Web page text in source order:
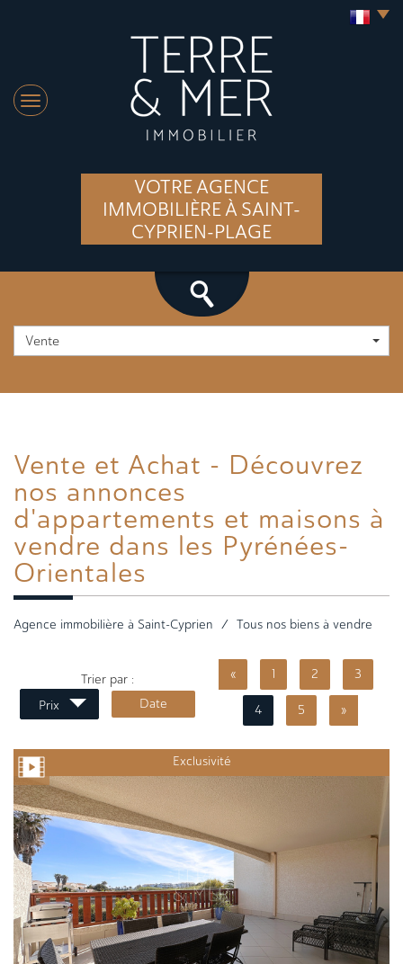
VOTRE AGENCE
IMMOBILIÈRE À SAINT-
CYPRIEN-PLAGE
Vente
Vente et Achat - Découvrez
nos annonces
d'appartements et maisons à
vendre dans les Pyrénées-
Orientales
Agence immobilière à Saint-Cyprien Tous nos biens à vendre
Trier par :
Prix
Date
« 1 2 3
4 5 »
Exclusivité